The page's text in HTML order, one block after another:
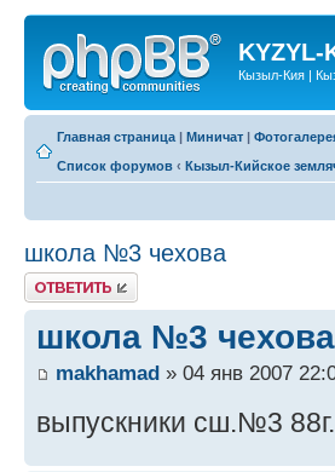
KYZYL-
Кызыл-Кия |
Главная страница | Миничат |
Список форумов ‹ Кызыл-Кийское
школа №3 чехова
Ответить
школа №3 чехова
makhamad » 04 янв 2007
выпускники сш.№3